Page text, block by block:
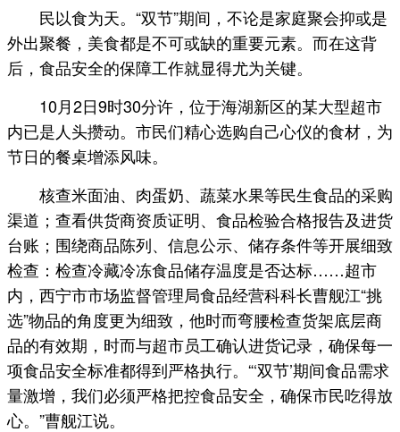
民以食为天。“双节”期间，不论是家庭聚会抑或是
外出聚餐，美食都是不可或缺的重要元素。而在这背
后，食品安全的保障工作就显得尤为关键。
10月2日9时30分许，位于海湖新区的某大型超市
内已是人头攒动。市民们精心选购自己心仪的食材，为
节日的餐桌增添风味。
核查米面油、肉蛋奶、蔬菜水果等民生食品的采购
渠道；查看供货商资质证明、食品检验合格报告及进货
台账；围绕商品陈列、信息公示、储存条件等开展细致
检查：检查冷藏冷冻食品储存温度是否达标……超市
内，西宁市市场监督管理局食品经营科科长曹舰江“挑
选”物品的角度更为细致，他时而弯腰检查货架底层商
品的有效期，时而与超市员工确认进货记录，确保每一
项食品安全标准都得到严格执行。“‘双节’期间食品需求
量激增，我们必须严格把控食品安全，确保市民吃得放
心。”曹舰江说。